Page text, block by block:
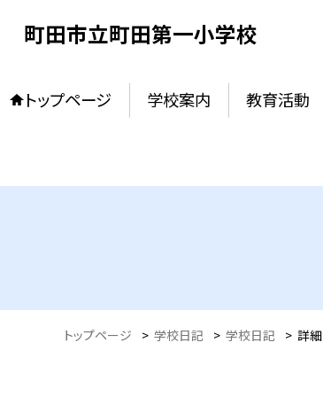
町田市立町田第一小学校
トップページ 学校案内 教育活動
トップページ > 学校日記 > 学校日記 > 詳細